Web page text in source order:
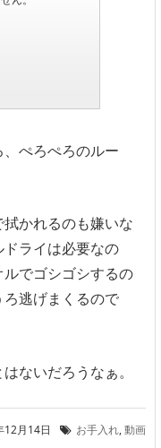
ぺろぺろのルー
かれるのも嫌いな
ライは必要なの
でゴシゴシするの
逃げまくるので
ないだろうなぁ。
12月14日 お手入れ,動画